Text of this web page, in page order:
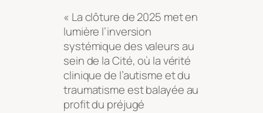
« La clôture de 2025 met en
lumière l’inversion
systémique des valeurs au
sein de la Cité, où la vérité
clinique de l’autisme et du
traumatisme est balayée au
profit du préjugé